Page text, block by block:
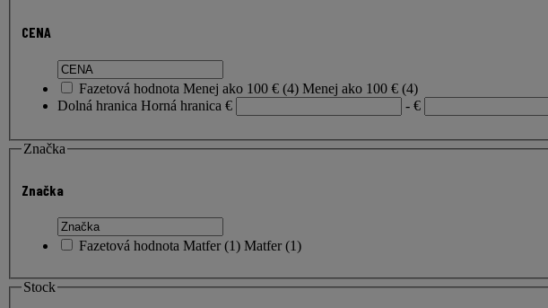
CENA
Fazetová hodnota Menej ako 100 € (4) Menej ako 100 € (4)
Dolná hranica Horná hranica € - €
Značka
Značka
Fazetová hodnota Matfer(1) Matfer(1)
Stock